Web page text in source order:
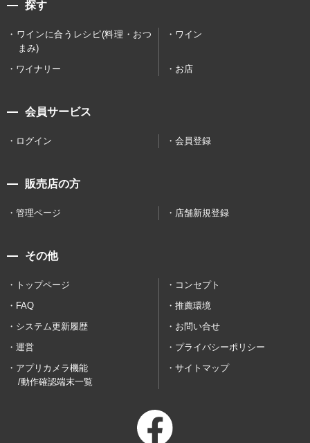
探す
ワインに合うレシピ(料理・おつ
まみ)
ワイン
ワイナリー お店
会員サービス
ログイン 会員登録
販売店の方
管理ページ 店舗新規登録
その他
トップページ
コンセプト
FAQ
推薦環境
システム更新履歴
お問い合せ
運営
プライバシーポリシー
アプリカメラ機能
/動作確認端末一覧
サイトマップ